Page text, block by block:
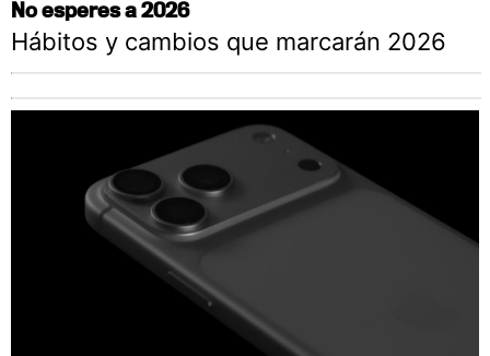
No esperes a 2026
Hábitos y cambios que marcarán 2026